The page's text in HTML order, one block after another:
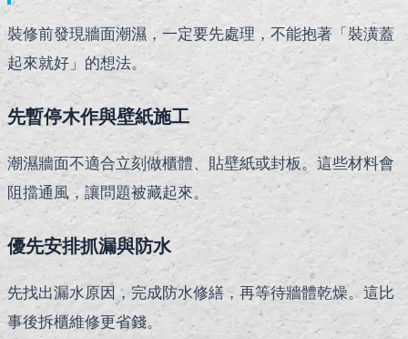
裝修前發現牆面潮濕，一定要先處理，不能抱著「裝潢蓋
起來就好」的想法。
先暫停木作與壁紙施工
潮濕牆面不適合立刻做櫃體、貼壁紙或封板。這些材料會
阻擋通風，讓問題被藏起來。
優先安排抓漏與防水
先找出漏水原因，完成防水修繕，再等待牆體乾燥。這比
事後拆櫃維修更省錢。